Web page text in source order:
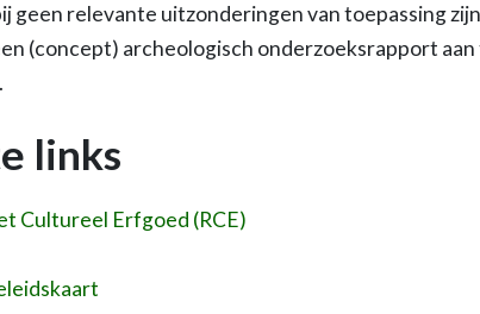
geen relevante uitzonderingen van toepassing
(concept) archeologisch onderzoeksrapport
links
Cultureel Erfgoed (RCE)